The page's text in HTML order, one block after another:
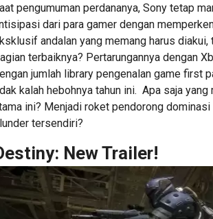
pengumuman perdananya, Sony tetap
dari para gamer dengan
andalan yang memang harus diakui,
terbaiknya? Pertarungannya dengan
jumlah library pengenalan game first
kalah hebohnya tahun ini. Apa saja
ini? Menjadi roket pendorong
tersendiri?
New Trailer!